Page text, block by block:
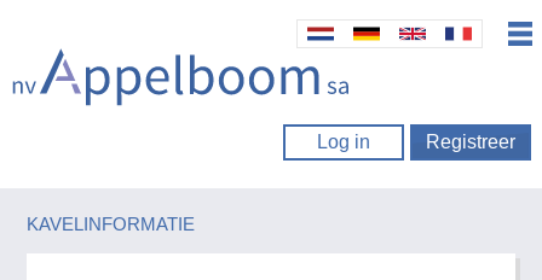
Log in Registreer
KAVELINFORMATIE